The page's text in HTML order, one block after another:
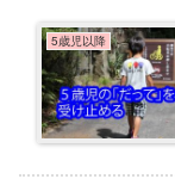
5歳児以降